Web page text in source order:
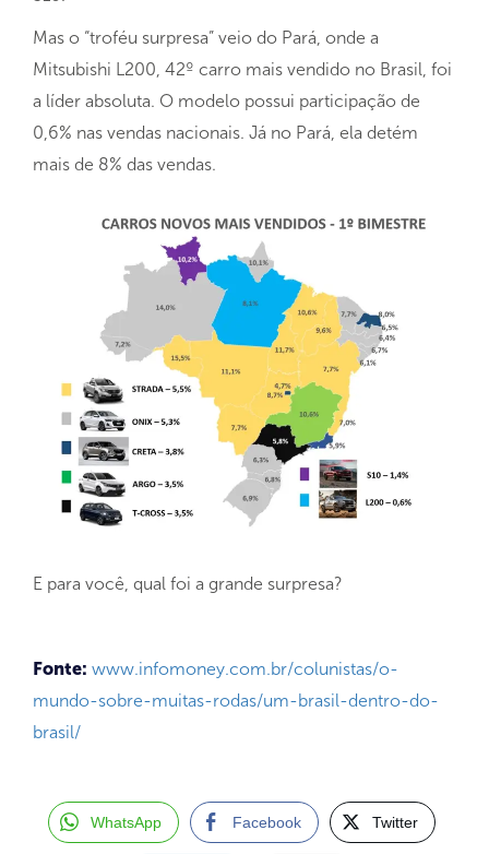
Mas o “troféu surpresa” veio do Pará, onde a
Mitsubishi L200, 42º carro mais vendido no Brasil, foi
a líder absoluta. O modelo possui participação de
0,6% nas vendas nacionais. Já no Pará, ela detém
mais de 8% das vendas.
E para você, qual foi a grande surpresa?
Fonte: www.infomoney.com.br/colunistas/o-
mundo-sobre-muitas-rodas/um-brasil-dentro-do-
brasil/
WhatsApp Facebook Twitter